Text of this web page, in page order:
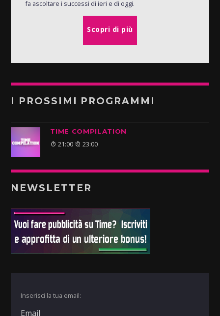
fa ascoltare i successi di ieri e di oggi.
Scopri di più
I PROSSIMI PROGRAMMI
TIME COMPILATION
21:00 23:00
NEWSLETTER
Inserisci la tua email: